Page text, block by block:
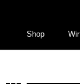
Shop Wir